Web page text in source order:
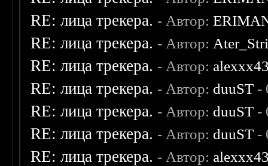
RE: лица трекера. - Автор:
RE: лица трекера. - Автор:
RE: лица трекера. - Автор:
RE: лица трекера. - Автор: duuST -
RE: лица трекера. - Автор: duuST -
RE: лица трекера. - Автор: duuST -
RE: лица трекера. - Автор: